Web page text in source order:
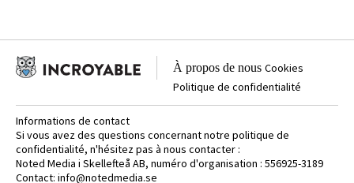
À propos de nous Cookies
Politique de confidentialité
Informations de contact
Si vous avez des questions concernant notre politique de
confidentialité, n'hésitez pas à nous contacter :
Noted Media i Skellefteå AB, numéro d'organisation : 556925-3189
Contact: info@notedmedia.se